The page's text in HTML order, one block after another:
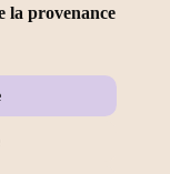
la provenance